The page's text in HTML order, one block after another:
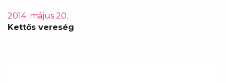
2014. május 20.
Kettős vereség